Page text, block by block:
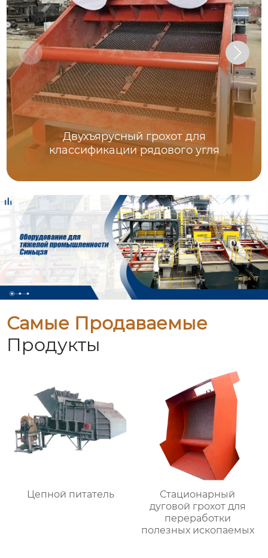
Двухъярусный грохот для
классификации рядового угля
Самые Продаваемые
Продукты
Цепной питатель
Стационарный
дуговой грохот для
переработки
полезных ископаемых